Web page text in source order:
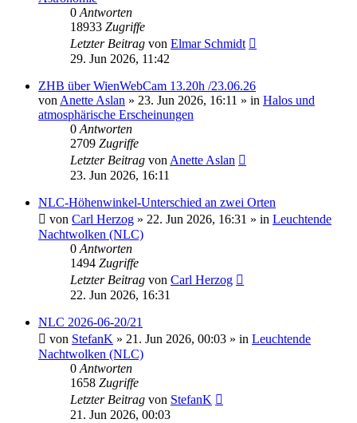
0 Antworten
18933 Zugriffe
Letzter Beitrag von Elmar Schmidt
29. Jun 2026, 11:42
ZHB über WienWebCam 13.20h /23.06.26
von Anette Aslan » 23. Jun 2026, 16:11 » in Halos und
atmosphärische Erscheinungen
0 Antworten
2709 Zugriffe
Letzter Beitrag von Anette Aslan
23. Jun 2026, 16:11
NLC-Höhenwinkel-Unterschied an zwei Orten
von Carl Herzog » 22. Jun 2026, 16:31 » in Leuchtende
Nachtwolken (NLC)
0 Antworten
1494 Zugriffe
Letzter Beitrag von Carl Herzog
22. Jun 2026, 16:31
NLC 2026-06-20/21
von StefanK » 21. Jun 2026, 00:03 » in Leuchtende
Nachtwolken (NLC)
0 Antworten
1658 Zugriffe
Letzter Beitrag von StefanK
21. Jun 2026, 00:03